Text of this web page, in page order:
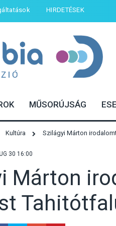
HIRDETÉSEK
MŰSORÚJSÁG
Kultúra Szilágyi Márton
30 16:00
Márton